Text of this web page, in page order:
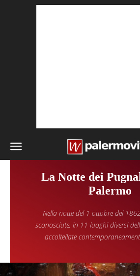
La Notte dei
Palermo
Nella notte del 1 ottobre del
sconosciute, in 11 luoghi diversi
accoltellate